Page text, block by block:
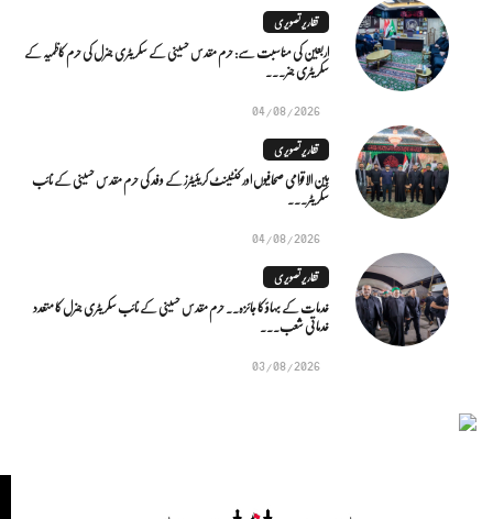
تقاریر تصویری
اربعین کی مناسبت سے: حرم مقدس حسینی کے سکریٹری جنرل کی حرم کاظمیہ کے
سکریٹری جنر...
04/08/2026
تقاریر تصویری
بین الاقوامی صحافیوں اور کنٹینٹ کریئیٹرز کے وفد کی حرم مقدس حسینی کے نائب
سکریٹر...
04/08/2026
تقاریر تصویری
خدمات کے بہاؤ کا جائزہ.. حرم مقدس حسینی کے نائب سکریٹری جنرل کا متعدد
خدماتی شعب...
03/08/2026